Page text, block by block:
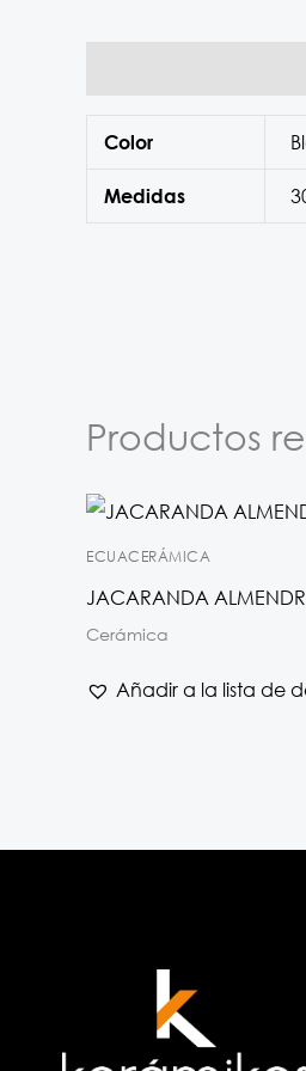
Color
Medidas
Productos
ECUACERÁMICA
JACARANDA
Cerámica
Añadir a la lista de